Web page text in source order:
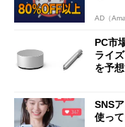
AD（
PC市
ライ
を予
SNS
使って